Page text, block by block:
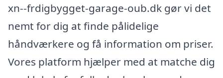
xn--frdigbygget-garage-oub.dk gør vi det
nemt for dig at finde pålidelige
håndværkere og få information om priser.
Vores platform hjælper med at matche dig